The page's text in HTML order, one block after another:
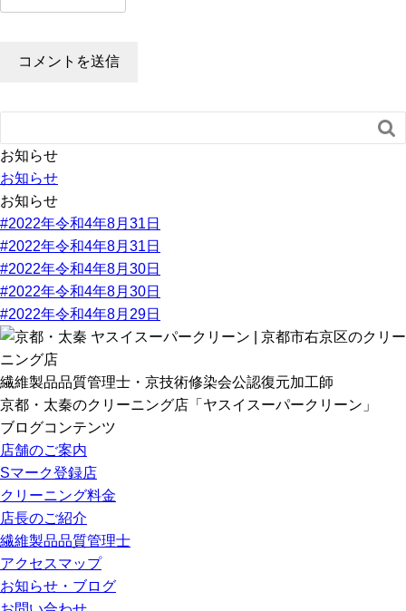

お知らせ
お知らせ
お知らせ
#2022年令和4年8月31日
#2022年令和4年8月31日
#2022年令和4年8月30日
#2022年令和4年8月30日
#2022年令和4年8月29日
繊維製品品質管理士・京技術修染会公認復元加工師
京都・太秦のクリーニング店「ヤスイスーパークリーン」
ブログコンテンツ
店舗のご案内
Sマーク登録店
クリーニング料金
店長のご紹介
繊維製品品質管理士
アクセスマップ
お知らせ・ブログ